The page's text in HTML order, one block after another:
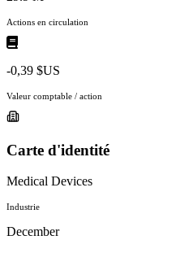
Actions en circulation
-0,39 $US
Valeur comptable / action
Carte d'identité
Medical Devices
Industrie
December